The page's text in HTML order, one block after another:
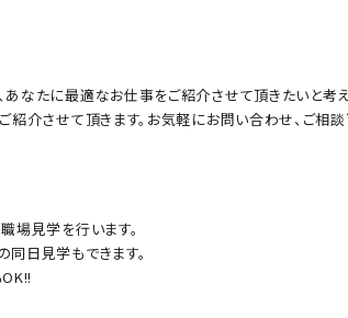
なたに最適なお仕事をご紹介させて頂きたいと考え
介させて頂きます。お気軽にお問い合わせ、ご相談
場見学を行います。
日見学もできます。